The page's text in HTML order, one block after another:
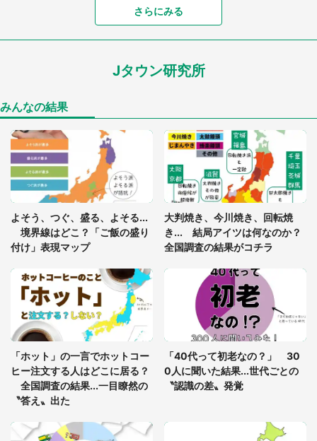
「可愛いのにホラー」「事件性を感じる」 ふわふ
「孫にあげると思って、あなたにこれをあげる」
「ゾワゾワする」「本当に気持ち悪い」 道端でバ
グっちゃってた〝野生の野菜〟に6.5万人戦慄
「閉所恐怖症の私は新幹線で大パニック。隣席の青
年に『手を繋いで』とお願いしたら...」 体験談に
8万人感動
7万人驚がく 「お菓子売り場ならまだしも...」「ハ
ードル高い」
あまりにも四角すぎる猫、激写される 「これもう
座布団だろ」「食パンの耳」と1.4万人困惑
さらにみる
Jタウン研究所
みんなの結果
よそう、つぐ、盛る、よそる...
境界線はどこ？「ご飯の盛り
付け」表現マップ
大判焼き、今川焼き、回転焼
き... 結局アイツは何なのか？
全国調査の結果がコチラ
「ホット」の一言でホットコー
ヒー注文する人はどこに居る？
全国調査の結果...一目瞭然の
〝答え〟出た
「40代って初老なの？」 30
0人に聞いた結果...世代ごとの
〝認識の差〟発覚